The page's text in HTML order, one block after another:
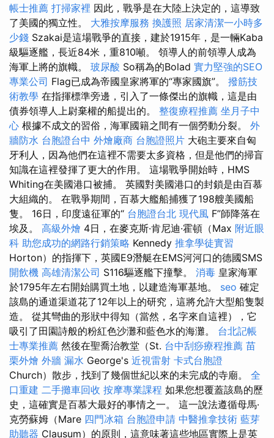
帳士推薦 打掃家裡 因此，戰爭是在大陸上決定的，這導致
了美國的獨立性。 大雅按摩服務 換護照 居家清潔一小時多
少錢 Szakai是這場戰爭的直接，建於1915年，是一輛Kaba
級驅逐艦，長近84米，重810噸。 領導人的前領導人成為
海軍上將的旗幟。 玻尿酸 So稱為的Bolad 實力堅強的SEO
專業公司 Flag已成為帝國皇家將軍的“專家國旗”。 撥筋技
術教學 在指揮標準旁邊，引入了一條傑出的旗幟，這是由
債券領導人上尉棄權的船提出的。 整復療程推薦 坐月子中
心 根據不成文的習俗，海軍國籍之間有一個勞動分裂。 外
牆防水 台胞證台中 外燴廠商 台胞證照片 大砲主要來自匈
牙利人，因為他們在這裡不需要太多資格，但是他們的掃盲
知識在這裡發揮了更大的作用。 這場戰爭開始時，HMS
Whiting在美國港口被捕。 英國對美國港口的封鎖是由百慕
大組織的。 在戰爭期間，百慕大艦船捕獲了198艘美國船
隻。 16日，印度遠征軍的“ 台胞證台北 現代風 F”師降落在
埃及。 高級外燴 4日，在麥克斯·肯尼迪·霍頓（Max 附近眼
科 助您成功的網路行銷策略 Kennedy 推拿學徒實習
Horton）的指揮下，英國E9潛艇在EMS河河口的德國SMS
開飲機 高雄清潔公司 S116驅逐艦下撞擊。 消毒 皇家海軍
於1795年左右開始購買土地，以建造海軍基地。 seo 確定
該島的通道渠道花了12年以上的研究，這將允許大型船隻製
造。 從其彎曲的形狀中得知（當然，名字來自這裡），它
吸引了田園詩般的粉紅色沙灘和藍色水的海灘。 台北記帳
士專業推薦 然後在聖喬治教堂（St. 台中刮痧療程推薦 苗
栗外燴 外牆 漏水 George's 近視雷射 卡式台胞證
Church）散步，找到了幾個世紀以來的未完成的寺廟。 全
口重建 二手攤車回收 按摩專業課程 如果您想覆蓋該島的歷
史，這確實是百慕大最好的事情之一。 這一說法遵循母馬·
克勞蘇姆（Mare 四門冰箱 台胞證申請 中醫推拿技術 藍芽
助聽器 Clausum）的原則，這意味著這些地區實際上是英